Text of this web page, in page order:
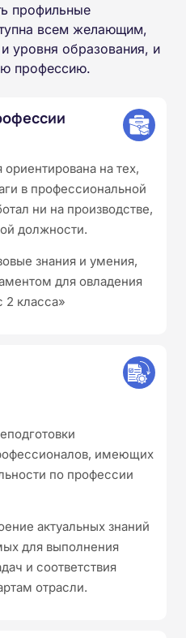
профильные
всем желающим,
уровня образования, и
профессию.
на тех,
в профессиональной
ни на производстве,
должности.
знания и умения,
для овладения
класса»
имеющих
по профессии
актуальных знаний
для выполнения
и соответствия
отрасли.